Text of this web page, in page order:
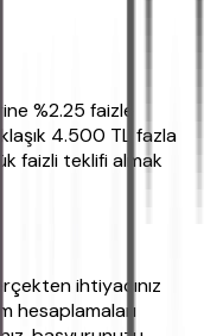
%2.25 faizle
4.500 TL fazla
faizli teklifi almak
ihtiyacınız
hesaplamaları